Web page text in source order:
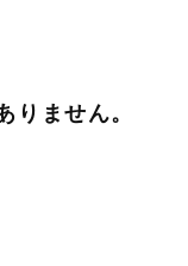
りません。